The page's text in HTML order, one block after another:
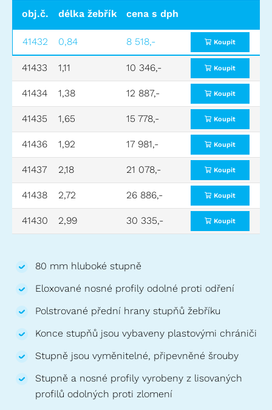
obj.č. délka žebříku (m) pracovní výška (m)
cena s dph
41432 0,84 2,25
8 518,- Koupit
41433 1,11 2,50
10 346,- Koupit
41434 1,38 2,75
12 887,- Koupit
41435 1,65 3,0
15 778,- Koupit
41436 1,92 3,25
17 981,- Koupit
41437 2,18 3,50
21 078,- Koupit
41438 2,72 4,0
26 886,- Koupit
41430 2,99 4,25
30 335,- Koupit
80 mm hluboké stupně
Eloxované nosné profily odolné proti odření
Polstrované přední hrany stupňů žebříku
Konce stupňů jsou vybaveny plastovými chrániči
Stupně jsou vyměnitelné, připevněné šrouby
Stupně a nosné profily vyrobeny z lisovaných
profilů odolných proti zlomení